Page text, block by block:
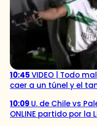
10:45VIDEO | Todo
caer a un túnel y el
10:09 U. de Chile vs
ONLINE partido por la